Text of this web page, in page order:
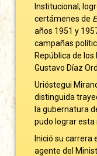
Institucional;
certámenes de
años 1951 y
campañas
República de
Gustavo Díaz
Urióstegui
distinguida
la gubernatura
pudo lograr esta
Inició su carrera
agente del